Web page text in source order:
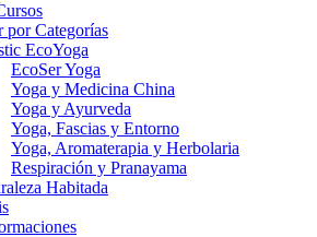
por Categorías
EcoYoga
EcoSer Yoga
Yoga y Medicina China
Yoga y Ayurveda
Yoga, Fascias y Entorno
Yoga, Aromaterapia y Herbolaria
Respiración y Pranayama
Habitada